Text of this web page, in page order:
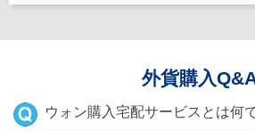
外貨購入
ウォン購入宅配サービスとは何